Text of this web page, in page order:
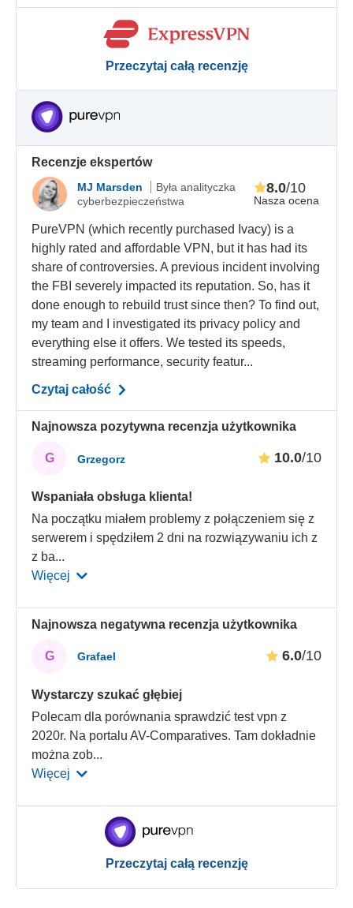
Przeczytaj całą recenzję
Recenzje ekspertów
MJ Marsden
Była analityczka
cyberbezpieczeństwa
Nasza ocena
8.0/10
PureVPN (which recently purchased Ivacy) is a
highly rated and affordable VPN, but it has had its
share of controversies. A previous incident involving
the FBI severely impacted its reputation. So, has it
done enough to rebuild trust since then? To find out,
my team and I investigated its privacy policy and
everything else it offers. We tested its speeds,
streaming performance, security featur...
Czytaj całość
Najnowsza pozytywna recenzja użytkownika
G Grzegorz 10.0/10
Wspaniała obsługa klienta!
Na początku miałem problemy z połączeniem się z
serwerem i spędziłem 2 dni na rozwiązywaniu ich z
z ba...
Więcej
Najnowsza negatywna recenzja użytkownika
G Grafael 6.0/10
Wystarczy szukać głębiej
Polecam dla porównania sprawdzić test vpn z
2020r. Na portalu AV-Comparatives. Tam dokładnie
można zob...
Więcej
Przeczytaj całą recenzję